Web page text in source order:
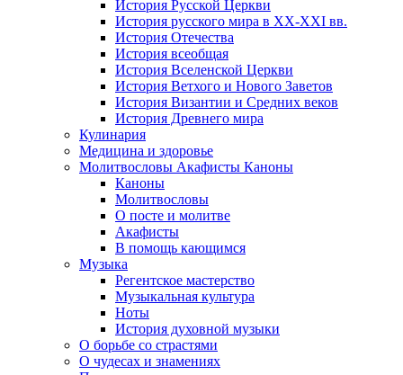
История Русской Церкви
История русского мира в ХХ-ХХI вв.
История Отечества
История всеобщая
История Вселенской Церкви
История Ветхого и Нового Заветов
История Византии и Средних веков
История Древнего мира
Кулинария
Медицина и здоровье
Молитвословы Акафисты Каноны
Каноны
Молитвословы
О посте и молитве
Акафисты
В помощь кающимся
Музыка
Регентское мастерство
Музыкальная культура
Ноты
История духовной музыки
О борьбе со страстями
О чудесах и знамениях